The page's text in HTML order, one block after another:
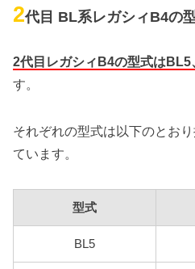
2代目 BL系レガシィB4の
2代目レガシィB4の型式は
す。
それぞれの型式は以下のとお
ています。
型式
BL5